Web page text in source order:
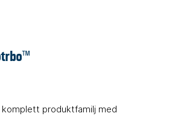
komplett produktfamilj med